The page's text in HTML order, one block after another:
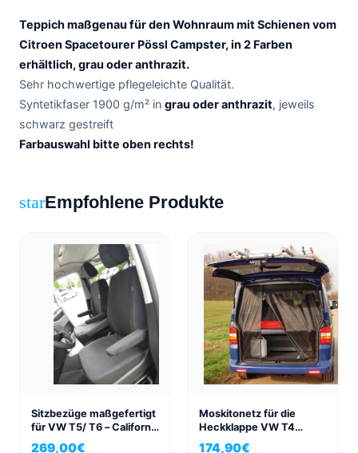
Teppich maßgenau für den Wohnraum mit Schienen vom
Citroen Spacetourer Pössl Campster, in 2 Farben
erhältlich, grau oder anthrazit.
Sehr hochwertige pflegeleichte Qualität.
Syntetikfaser 1900 g/m² in grau oder anthrazit, jeweils
schwarz gestreift
Farbauswahl bitte oben rechts!
starEmpfohlene Produkte
Sitzbezüge maßgefertigt
für VW T5/ T6 – California
Ocean/ Edition
269,00€
Moskitonetz für die
Heckklappe VW T4
Multivan & California
174,90€